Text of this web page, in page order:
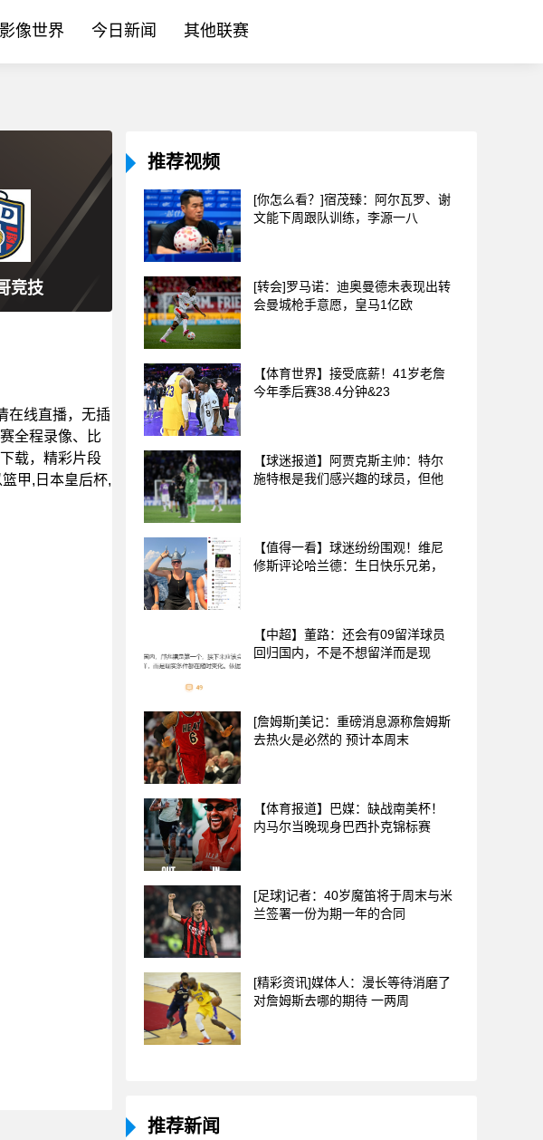
影像世界 今日新闻 其他联赛
竞技
在线直播，无插
全程录像、比
载，精彩片段
甲,日本皇后杯,
推荐视频
[你怎么看？]宿茂臻：阿尔瓦罗、谢
文能下周跟队训练，李源一八
[转会]罗马诺：迪奥曼德未表现出转
会曼城枪手意愿，皇马1亿欧
【体育世界】接受底薪！41岁老詹
今年季后赛38.4分钟&23
【球迷报道】阿贾克斯主帅：特尔
施特根是我们感兴趣的球员，但他
【值得一看】球迷纷纷围观！维尼
修斯评论哈兰德：生日快乐兄弟，
【中超】董路：还会有09留洋球员
回归国内，不是不想留洋而是现
[詹姆斯]美记：重磅消息源称詹姆斯
去热火是必然的 预计本周末
【体育报道】巴媒：缺战南美杯！
内马尔当晚现身巴西扑克锦标赛
[足球]记者：40岁魔笛将于周末与米
兰签署一份为期一年的合同
[精彩资讯]媒体人：漫长等待消磨了
对詹姆斯去哪的期待 一两周
推荐新闻